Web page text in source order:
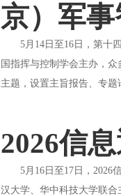
京）军
5月14日至16日，第十四
国指挥与控制学会主办，
主题，设置主旨报告、专
2026信
5月16日至17日，2026信
汉大学、华中科技大学联